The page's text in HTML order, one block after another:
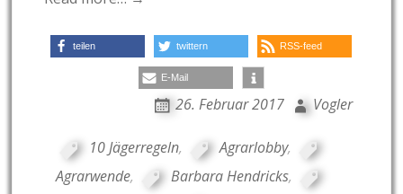
teilen twittern RSS-feed
E-Mail
26. Februar 2017 Vogler
10 Jägerregeln, Agrarlobby,
Agrarwende, Barbara Hendricks,